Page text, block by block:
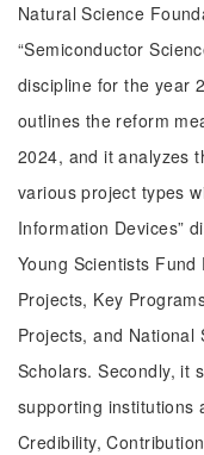
Natural Science
“Semiconductor
discipline for the year
outlines the reform
2024, and it analyzes
various project types
Information Devices”
Young Scientists
Projects, Key
Projects, and National
Scholars. Secondly, it
supporting institutions
Credibility,